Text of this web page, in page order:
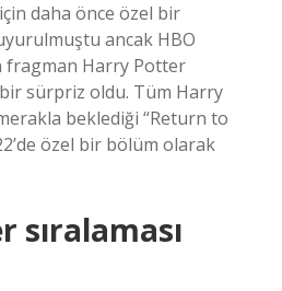
daha önce özel bir
ancak HBO
fragman Harry Potter
sürpriz oldu. Tüm Harry
beklediği “Return to
özel bir bölüm olarak
sıralaması